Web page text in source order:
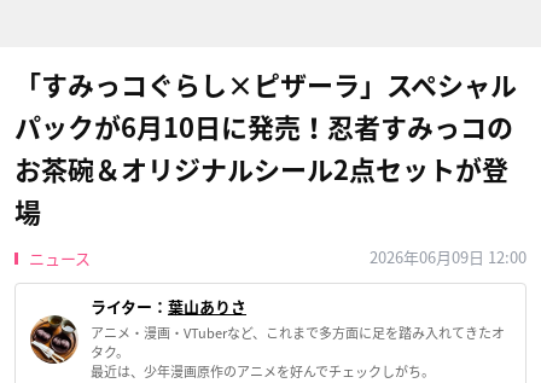
「すみっコぐらし×ピザーラ」スペシャル
パックが6月10日に発売！忍者すみっコの
お茶碗＆オリジナルシール2点セットが登
場
ニュース 2026年06月09日 12:00
ライター： 葉山ありさ
アニメ・漫画・VTuberなど、これまで多方面に足を踏み入れてきたオ
タク。
最近は、少年漫画原作のアニメを好んでチェックしがち。